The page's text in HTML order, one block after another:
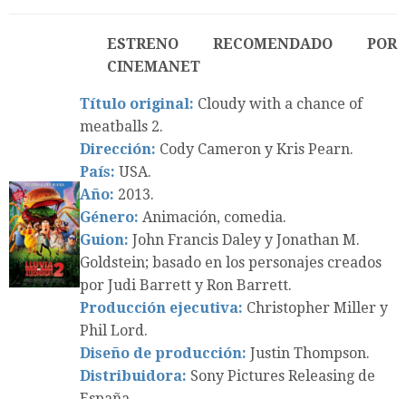
ESTRENO RECOMENDADO POR
CINEMANET
Título original: Cloudy with a chance of
meatballs 2.
Dirección: Cody Cameron y Kris Pearn.
País: USA.
Año: 2013.
Género: Animación, comedia.
Guion: John Francis Daley y Jonathan M.
Goldstein; basado en los personajes creados
por Judi Barrett y Ron Barrett.
Producción ejecutiva: Christopher Miller y
Phil Lord.
Diseño de producción: Justin Thompson.
Distribuidora: Sony Pictures Releasing de